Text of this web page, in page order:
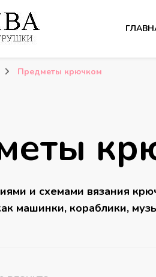
игрушки
Предметы крючком
и схемами вязания
машинки, кораблики,